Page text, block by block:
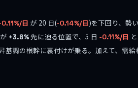
日 が 20 日(-0.14%/日)を下回り、勢
+3.8%先に迫る位置で、5 日 -0.11%/日
調の根幹に裏付けが乗る。加えて、需